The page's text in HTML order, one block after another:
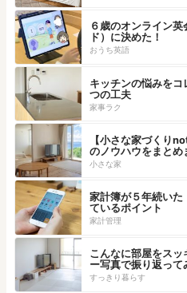
６歳のオンライン
ド）に決めた！
おうち英語
キッチンの悩みをコ
つの工夫
家事ラク
【小さな家づくり
のノウハウをまとめ
小さな家
家計簿が５年続いた
ているポイント
家計管理
こんなに部屋をス
ー写真で振り返って
すっきり暮らす